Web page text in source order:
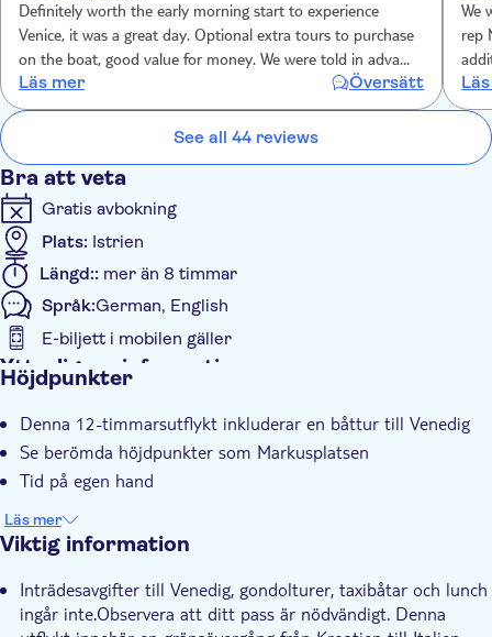
Definitely worth the early morning start to experience
Venice, it was a great day. Optional extra tours to purchase
on the boat, good value for money. We were told in advance
these were cash only, although not sure why it’s not possible
to pay with card. Also it was not possible to buy drinks and
snacks on the boat. Again why? 4 hours on a boat with not
being able purchase food and drink is quite poor.
Läs mer Översätt
We
rep
See all 44 reviews
Bra att veta
Gratis avbokning
Plats: Istrien
Längd:: mer än 8 timmar
Språk:German, English
E-biljett i mobilen gäller
Ytterligare information
Elektronisk biljett
Transport från hotellet
Höjdpunkter
Denna 12-timmarsutflykt inkluderar en båttur till Venedig
Se berömda höjdpunkter som Markusplatsen
Tid på egen hand
Läs mer
Viktig information
Inträdesavgifter till Venedig, gondolturer, taxibåtar och lunch
ingår inte.Observera att ditt pass är nödvändigt. Denna